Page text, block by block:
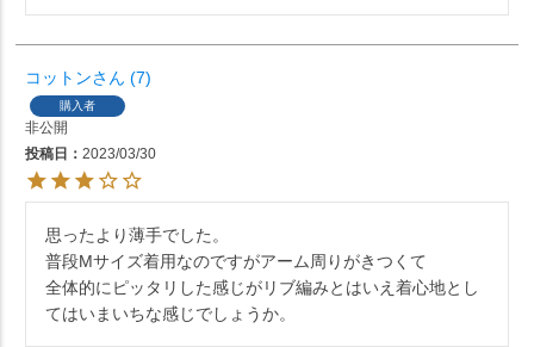
コットン 7
購入者
非公開
投稿日
2023/03/30
思ったより薄手でした。
普段Mサイズ着用なのですがアーム周りがきつくて
全体的にピッタリした感じがリブ編みとはいえ着心地とし
てはいまいちな感じでしょうか。